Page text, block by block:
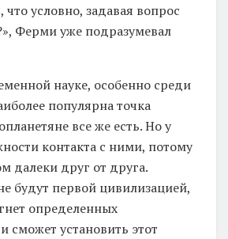
условно, задавая вопрос
Ферми уже подразумевал
науке, особенно среди
популярна точка
все же есть. Но у
контакта с ними, потому
далеки друг от друга.
будут первой цивилизацией,
определенных
сможет установить этот